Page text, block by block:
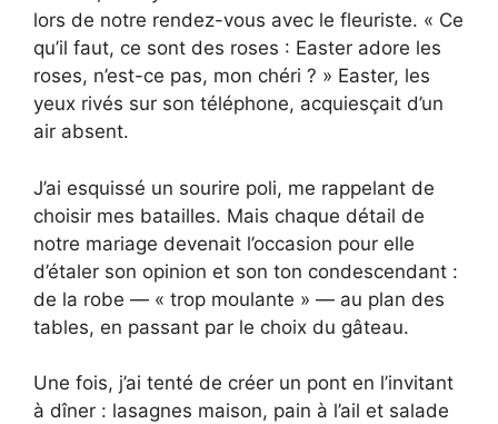
lors de notre rendez-vous avec le fleuriste. « Ce
qu’il faut, ce sont des roses : Easter adore les
roses, n’est-ce pas, mon chéri ? » Easter, les
yeux rivés sur son téléphone, acquiesçait d’un
air absent.
J’ai esquissé un sourire poli, me rappelant de
choisir mes batailles. Mais chaque détail de
notre mariage devenait l’occasion pour elle
d’étaler son opinion et son ton condescendant :
de la robe — « trop moulante » — au plan des
tables, en passant par le choix du gâteau.
Une fois, j’ai tenté de créer un pont en l’invitant
à dîner : lasagnes maison, pain à l’ail et salade